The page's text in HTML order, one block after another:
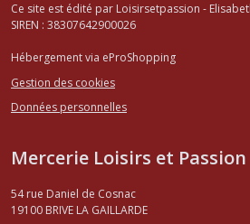
Ce site est édité par Loisirsetpassion -
SIREN : 38307642900026
Hébergement via eProShopping
Gestion des cookies
Données personnelles
Mercerie Loisirs et Passion
54 rue Daniel de Cosnac
19100 BRIVE LA GAILLARDE